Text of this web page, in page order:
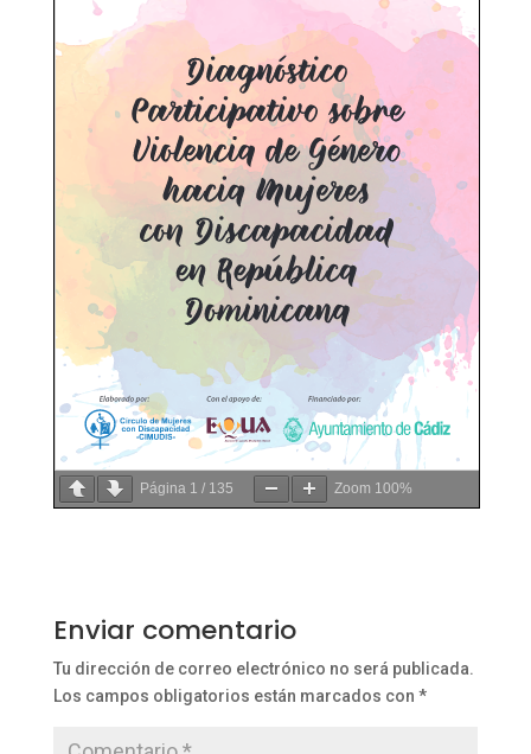
Página 1 / 135 Zoom 100%
Enviar comentario
Tu dirección de correo electrónico no será publicada.
Los campos obligatorios están marcados con *